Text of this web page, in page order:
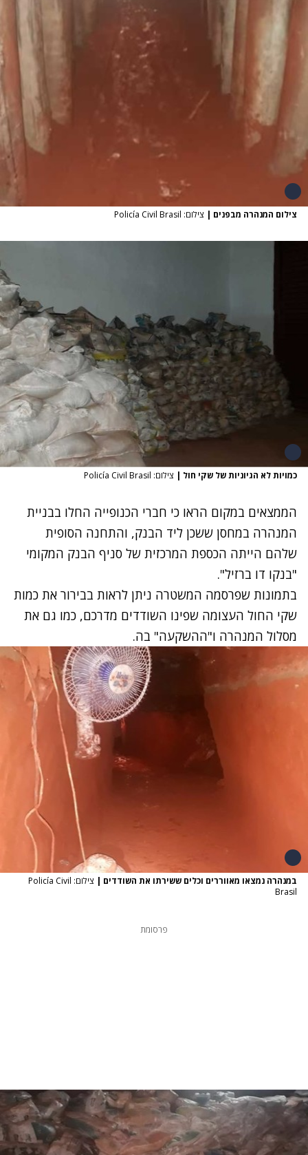
צילום המנהרה מבפנים | צילום: Policía Civil Brasil
כמויות לא הגיוניות של שקי חול | צילום: Policía Civil Brasil
הממצאים במקום הראו כי חברי הכנופייה החלו בבניית
המנהרה במחסן ששכן ליד הבנק, והתחנה הסופית
שלהם הייתה הכספת המרכזית של סניף הבנק המקומי
"בנקו דו ברזיל".
בתמונות שפרסמה המשטרה ניתן לראות בבירור את כמות
שקי החול העצומה שפינו השודדים מדרכם, כמו גם את
מסלול המנהרה ו"ההשקעה" בה.
במנהרה נמצאו מאווררים וכלים ששירתו את השודדים |
צילום: Policía Civil
Brasil
פרסומת